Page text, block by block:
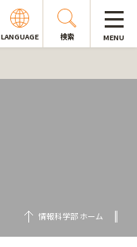
LANGUAGE 検索 MENU
情報科学部 ホーム